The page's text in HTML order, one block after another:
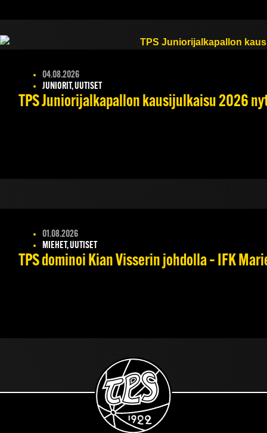
04.08.2026
JUNIORIT, UUTISET
TPS Juniorijalkapallon kausijulkaisu 2026
01.08.2026
MIEHET, UUTISET
TPS dominoi Kian Visserin johdolla – IFK